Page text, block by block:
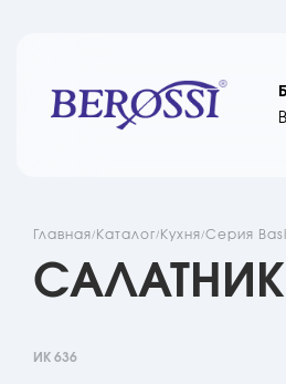
Главная Каталог Кухня Серия
САЛАТНИК
ИК 636